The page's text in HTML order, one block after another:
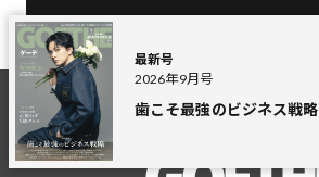
最新号
2026年9月号
歯こそ最強のビジネス戦略